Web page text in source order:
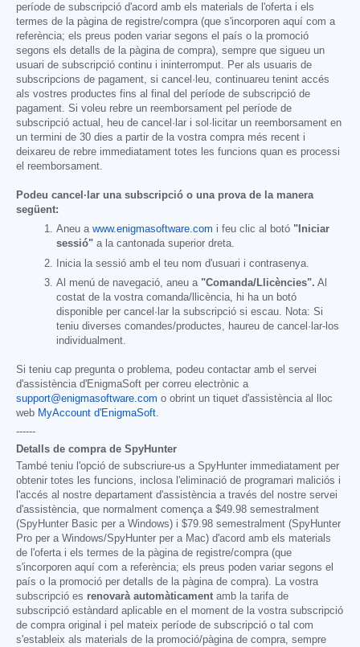
període de subscripció d'acord amb els materials de l'oferta i els
termes de la pàgina de registre/compra (que s'incorporen aquí com a
referència; els preus poden variar segons el país o la promoció
segons els detalls de la pàgina de compra), sempre que sigueu un
usuari de subscripció continu i ininterromput. Per als usuaris de
subscripcions de pagament, si cancel·leu, continuareu tenint accés
als vostres productes fins al final del període de subscripció de
pagament. Si voleu rebre un reemborsament pel període de
subscripció actual, heu de cancel·lar i sol·licitar un reemborsament en
un termini de 30 dies a partir de la vostra compra més recent i
deixareu de rebre immediatament totes les funcions quan es processi
el reemborsament.
Podeu cancel·lar una subscripció o una prova de la manera
següent:
Aneu a www.enigmasoftware.com i feu clic al botó "Iniciar
sessió" a la cantonada superior dreta.
Inicia la sessió amb el teu nom d'usuari i contrasenya.
Al menú de navegació, aneu a "Comanda/Llicències". Al
costat de la vostra comanda/llicència, hi ha un botó
disponible per cancel·lar la subscripció si escau. Nota: Si
teniu diverses comandes/productes, haureu de cancel·lar-los
individualment.
Si teniu cap pregunta o problema, podeu contactar amb el servei
d'assistència d'EnigmaSoft per correu electrònic a
support@enigmasoftware.com o obrint un tiquet d'assistència al lloc
web MyAccount d'EnigmaSoft.
------
Detalls de compra de SpyHunter
També teniu l'opció de subscriure-us a SpyHunter immediatament per
obtenir totes les funcions, inclosa l'eliminació de programari maliciós i
l'accés al nostre departament d'assistència a través del nostre servei
d'assistència, que normalment comença a $49.98 semestralment
(SpyHunter Basic per a Windows) i $79.98 semestralment (SpyHunter
Pro per a Windows/SpyHunter per a Mac) d'acord amb els materials
de l'oferta i els termes de la pàgina de registre/compra (que
s'incorporen aquí com a referència; els preus poden variar segons el
país o la promoció per detalls de la pàgina de compra). La vostra
subscripció es renovarà automàticament amb la tarifa de
subscripció estàndard aplicable en el moment de la vostra subscripció
de compra original i pel mateix període de subscripció o tal com
s'estableix als materials de la promoció/pàgina de compra, sempre